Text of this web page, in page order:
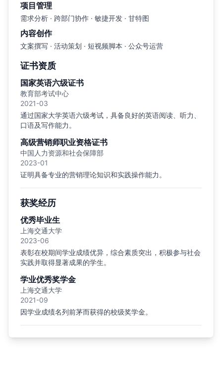
项目管理
需求分析 · 跨部门协作 · 敏捷开发 · 甘特图
内容创作
文案撰写 · 活动策划 · 短视频脚本 · 公众号运营
证书资质
国家英语六级证书
教育部考试中心
2021-03
通过国家大学英语六级考试，具备良好的英语阅读、听力、
口语及写作能力。
高级营销师职业资格证书
中国人力资源和社会保障部
2023-01
证明具备专业的营销理论知识和实践操作能力。
获奖经历
优秀毕业生
上海交通大学
2023-06
表彰在校期间学业成绩优异，综合素质突出，积极参与社会
实践并取得显著成果的学生。
学业优秀奖学金
上海交通大学
2021-09
因学业成绩名列前茅而获得的校级奖学金。